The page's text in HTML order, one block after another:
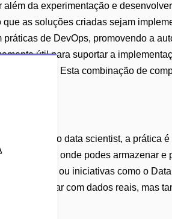
além da experimentação e
as soluções criadas sejam
de DevOps, promovendo a
útil para suportar a
GitHub. Esta combinação de
enquanto data scientist, a
no GitHub, onde podes armazenar
o Kaggle ou iniciativas como o
trabalhar com dados reais, mas